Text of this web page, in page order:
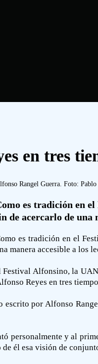
en tres
Rangel Guerra. Foto:
es tradición en
de acercarlo de una
es tradición en el
manera accesible a los
Alfonsino, la
Reyes en tres
escrito por Alfonso
personalmente y al
él esa visión de